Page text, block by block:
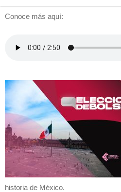
Conoce más aquí:
historia de México.